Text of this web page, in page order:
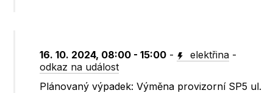
16. 10. 2024, 08:00 - 15:00 - elektřina -
odkaz na událost
Plánovaný výpadek: Výměna provizorní SP5 ul.